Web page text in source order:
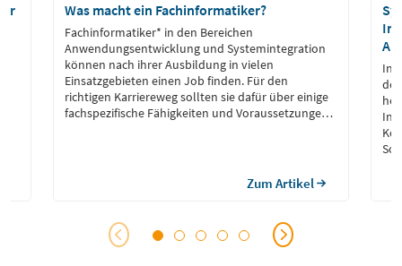
Was macht ein Fachinformatiker?
Fachinformatiker* in den Bereichen
Anwendungsentwicklung und Systemintegration
können nach ihrer Ausbildung in vielen
Einsatzgebieten einen Job finden. Für den
richtigen Karriereweg sollten sie dafür über einige
fachspezifische Fähigkeiten und Voraussetzungen
Zum Artikel
In